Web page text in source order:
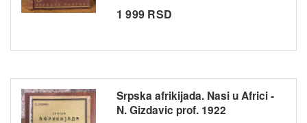
1 999 RSD
Srpska afrikijada. Nasi u Africi -
N. Gizdavic prof. 1922